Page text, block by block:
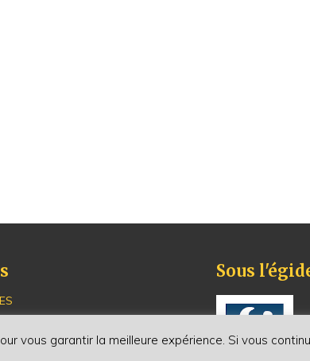
- Simone Veil
Sous
vous garantir la meilleure expérience. Si vous